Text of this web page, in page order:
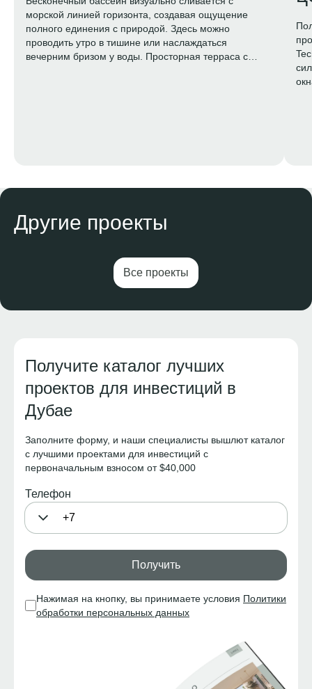
морской линией горизонта, создавая ощущение
полного единения с природой. Здесь можно
проводить утро в тишине или наслаждаться
вечерним бризом у воды. Просторная терраса с
Другие проекты
Все проекты
Получите каталог лучших
проектов для инвестиций в
Дубае
Заполните форму, и наши специалисты вышлют каталог
с лучшими проектами для инвестиций с
первоначальным взносом от $40,000
Телефон
Получить
Нажимая на кнопку, вы принимаете условия Политики
обработки персональных данных